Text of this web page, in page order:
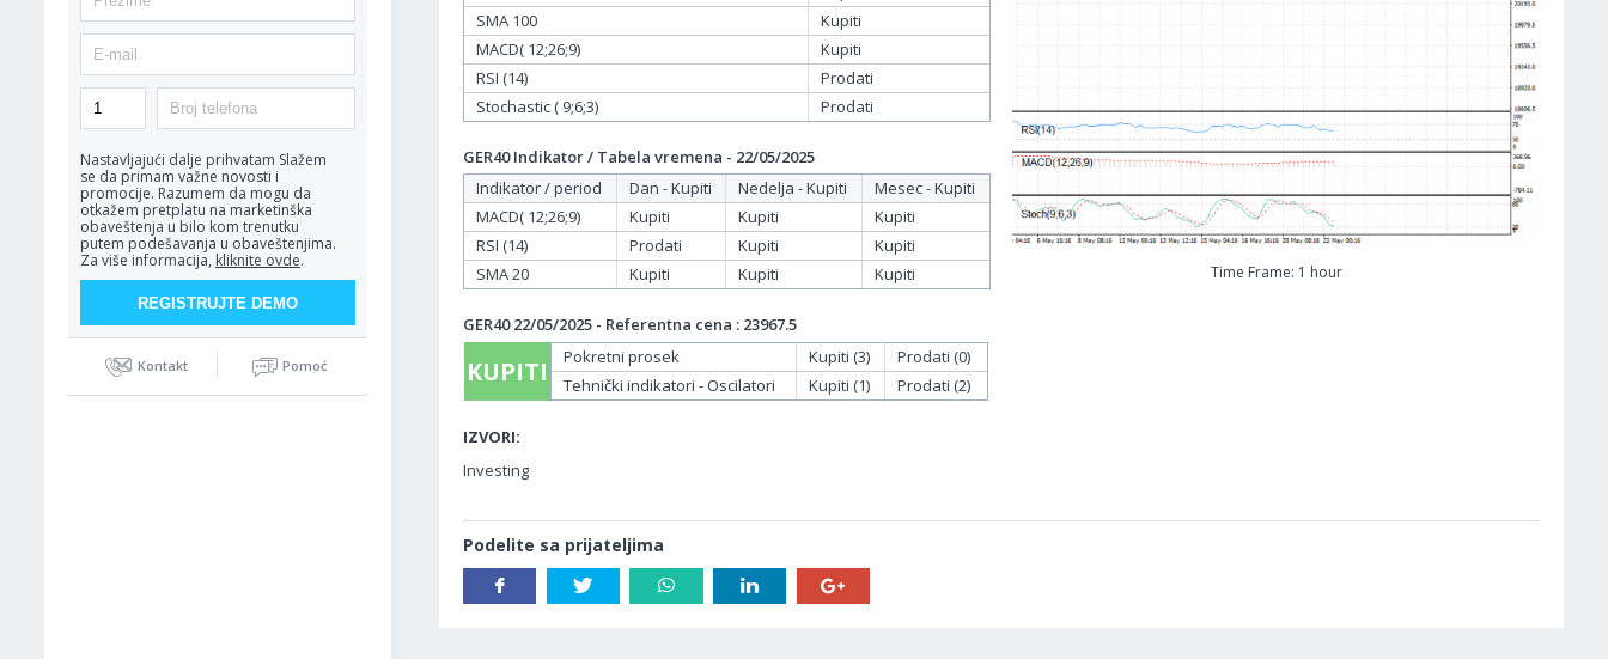
Nastavljajući dalje prihvatam Slažem
se da primam važne novosti i
promocije. Razumem da mogu da
otkažem pretplatu na marketinška
obaveštenja u bilo kom trenutku
putem podešavanja u obaveštenjima.
Za više informacija, kliknite ovde.
Kontakt Pomoć
Time Frame: 1 hour
SMA 100
Kupiti
MACD( 12;26;9)
Kupiti
RSI (14)
Prodati
Stochastic ( 9;6;3)
Prodati
GER40 Indikator / Tabela vremena - 22/05/2025
Indikator / period
Dan - Kupiti Nedelja - Kupiti
Mesec - Kupiti
MACD( 12;26;9)
Kupiti Kupiti
Kupiti
RSI (14)
Prodati Kupiti
Kupiti
SMA 20
Kupiti Kupiti Kupiti
GER40 22/05/2025 - Referentna cena : 23967.5
KUPITI Pokretni prosek Kupiti (3)
Prodati (0)
Tehnički indikatori - Oscilatori
Kupiti (1) Prodati (2)
IZVORI:
Investing
Podelite sa prijateljima